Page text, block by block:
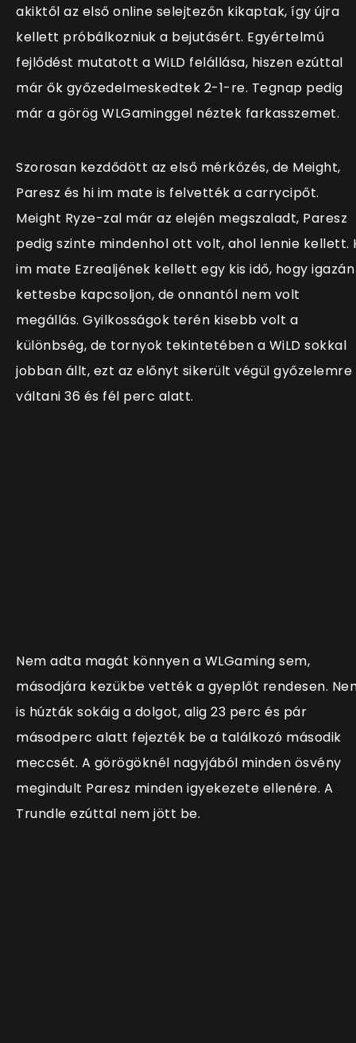
akiktől az első online selejtezőn kikaptak, így újra
kellett próbálkozniuk a bejutásért. Egyértelmű
fejlődést mutatott a WiLD felállása, hiszen ezúttal
már ők győzedelmeskedtek 2-1-re. Tegnap pedig
már a görög WLGaminggel néztek farkasszemet.
Szorosan kezdődött az első mérkőzés, de Meight,
Paresz és hi im mate is felvették a carrycipőt.
Meight Ryze-zal már az elején megszaladt, Paresz
pedig szinte mindenhol ott volt, ahol lennie kellett.
im mate Ezrealjének kellett egy kis idő, hogy igazán
kettesbe kapcsoljon, de onnantól nem volt
megállás. Gyilkosságok terén kisebb volt a
különbség, de tornyok tekintetében a WiLD sokkal
jobban állt, ezt az előnyt sikerült végül győzelemre
váltani 36 és fél perc alatt.
Nem adta magát könnyen a WLGaming sem,
másodjára kezükbe vették a gyeplőt rendesen.
is húzták sokáig a dolgot, alig 23 perc és pár
másodperc alatt fejezték be a találkozó második
meccsét. A görögöknél nagyjából minden ösvény
megindult Paresz minden igyekezete ellenére. A
Trundle ezúttal nem jött be.